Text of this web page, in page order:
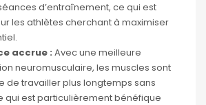
d’entraînement, ce qui est
les athlètes cherchant à maximiser
accrue : Avec une meilleure
neuromusculaire, les muscles sont
de travailler plus longtemps sans
qui est particulièrement bénéfique